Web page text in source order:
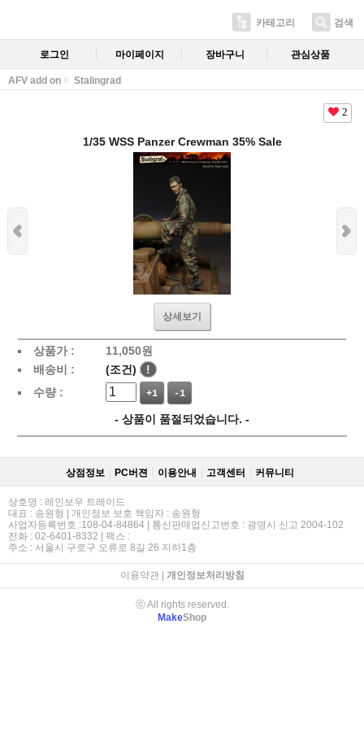
카테고리 검색
로그인 마이페이지 장바구니 관심상품
AFV add on Stalingrad
2
1/35 WSS Panzer Crewman 35% Sale
상세보기
상품가 : 11,050원
배송비 :
(조건)
!
수량 :
+1 -1
- 상품이 품절되었습니다. -
상점정보 PC버젼 이용안내 고객센터 커뮤니티
상호명 : 레인보우 트레이드
대표 : 송원형 | 개인정보 보호 책임자 : 송원형
사업자등록번호 :108-04-84864 | 통신판매업신고번호 : 광명시 신고 2004-102
전화 : 02-6401-8332 | 팩스 :
주소 : 서울시 구로구 오류로 8길 26 지하1층
이용약관| 개인정보처리방침
ⓒ All rights reserved.
MakeShop